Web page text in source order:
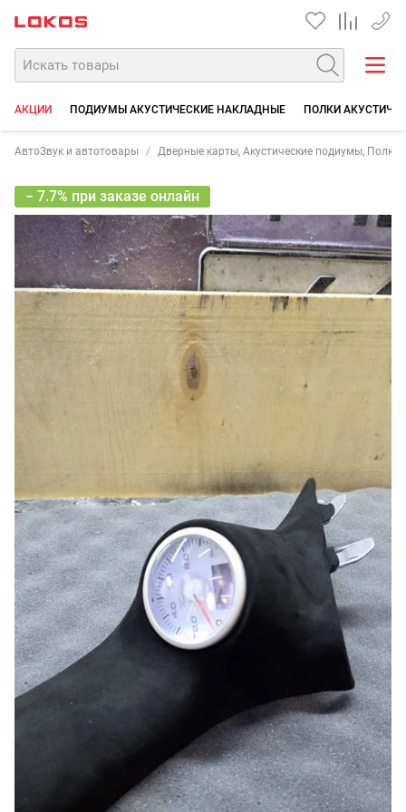
+7
АКЦИИ ПОДИУМЫ АКУСТИЧЕСКИЕ НАКЛАДНЫЕ ПОЛКИ
АвтоЗвук и автотовары Дверные карты, Акустические подиумы, Полки
− 7.7% при заказе онлайн